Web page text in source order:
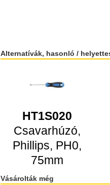
Alternatívák, hasonló /
HT1S020
Csavarhúzó,
Phillips, PH0,
75mm
Vásárolták még